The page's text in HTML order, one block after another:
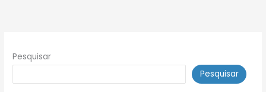
Pesquisar
Pesquisar